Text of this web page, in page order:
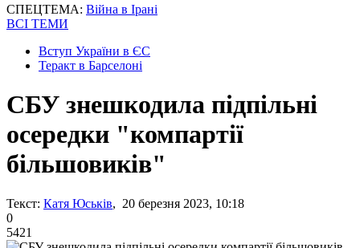
СПЕЦТЕМА: Війна в Ірані
ВСІ ТЕМИ
Вступ України в ЄС
Теракт в Барселоні
СБУ знешкодила підпільні
осередки "компартії
більшовиків"
Текст: Катя Юськів, 20 березня 2023, 10:18
0
5421